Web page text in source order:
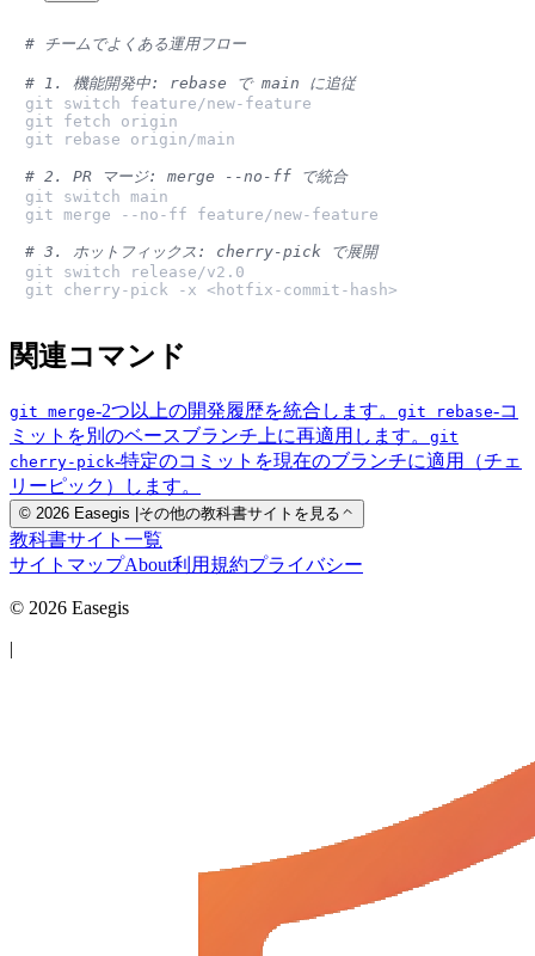
# チームでよくある運用フロー
# 1. 機能開発中: rebase で main に追従
git switch feature/new-feature
git fetch origin
git rebase origin/main
# 2. PR マージ: merge --no-ff で統合
git switch main
git merge --no-ff feature/new-feature
# 3. ホットフィックス: cherry-pick で展開
git switch release/v2.0
git cherry-pick -x <hotfix-commit-hash>
関連コマンド
git merge-2つ以上の開発履歴を統合します。 git rebase-コ
ミットを別のベースブランチ上に再適用します。 git
cherry-pick-特定のコミットを現在のブランチに適用（チェ
リーピック）します。
© 2026 Easegis その他の教科書サイトを見る
教科書サイト一覧
サイトマップAbout利用規約プライバシー
© 2026 Easegis
|